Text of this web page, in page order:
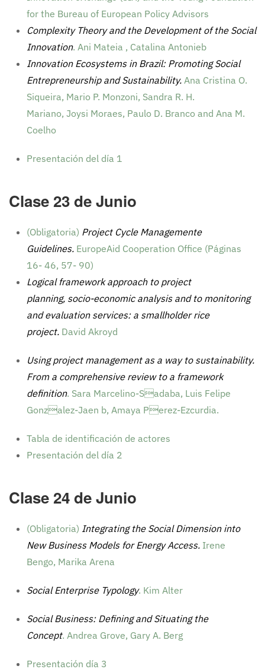
for the Bureau of European Policy Advisors
Complexity Theory and the Development of the Social
Innovation. Ani Mateia , Catalina Antonieb
Innovation Ecosystems in Brazil: Promoting Social
Entrepreneurship and Sustainability. Ana Cristina O.
Siqueira, Mario P. Monzoni, Sandra R. H.
Mariano, Joysi Moraes, Paulo D. Branco and Ana M.
Coelho
Presentación del día 1
Clase 23 de Junio
(Obligatoria) Project Cycle Managemente
Guidelines. EuropeAid Cooperation Office (Páginas
16- 46, 57- 90)
Logical framework approach to project
planning, socio-economic analysis and to monitoring
and evaluation services: a smallholder rice
project. David Akroyd
Using project management as a way to sustainability.
From a comprehensive review to a framework
definition. Sara Marcelino-Sadaba, Luis Felipe
Gonzalez-Jaen b, Amaya Perez-Ezcurdia.
Tabla de identificación de actores
Presentación del día 2
Clase 24 de Junio
(Obligatoria) Integrating the Social Dimension into
New Business Models for Energy Access. Irene
Bengo, Marika Arena
Social Enterprise Typology. Kim Alter
Social Business: Defining and Situating the
Concept. Andrea Grove, Gary A. Berg
Presentación día 3